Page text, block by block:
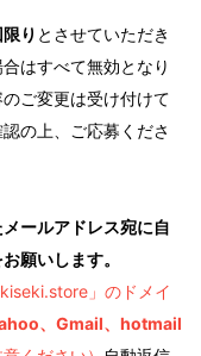
り とさせていただき
はすべて無効となり
ご変更は受け付けて
の上、ご応募くださ
ールアドレス宛に自
願いします。
」 のドメイ
、Gmail、hotmail